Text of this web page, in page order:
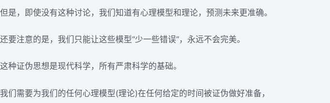
但是，即使没有这种讨论，我们知道有心理模型和理论，预测未来更准确。
还要注意的是，我们只能让这些模型“少一些错误”，永远不会完美。
这种证伪思想是现代科学，所有严肃科学的基础。
我们需要为我们的任何心理模型(理论)在任何给定的时间被证伪做好准备，